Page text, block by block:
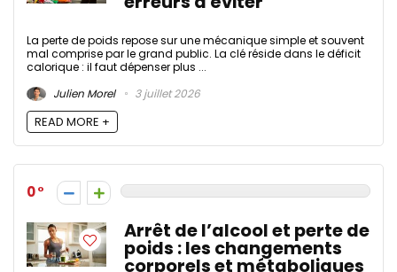
La perte de poids repose sur une mécanique simple et souvent
mal comprise par le grand public. La clé réside dans le déficit
calorique : il faut dépenser plus ...
Julien Morel
3 juillet 2026
READ MORE +
0
Arrêt de l’alcool et perte de
poids : les changements
corporels et métaboliques